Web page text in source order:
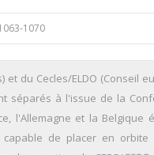
1070
du Cecles/ELDO (Conseil
séparés à l'issue de la
l'Allemagne et la Belgique
de placer en